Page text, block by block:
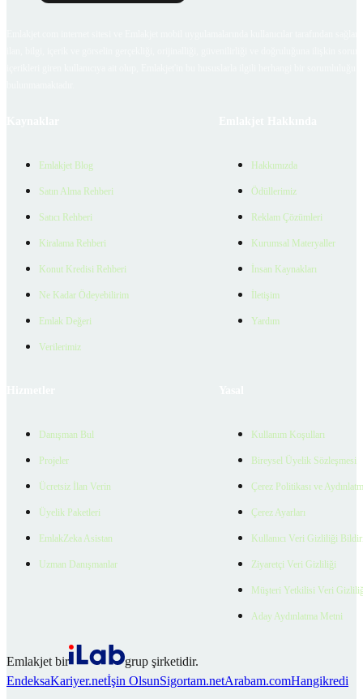
Emlakjet Blog
Satın Alma Rehberi
Satıcı Rehberi
Kiralama Rehberi
Konut Kredisi Rehberi
Ne Kadar Ödeyebilirim
Emlak Değeri
Verilerimiz
Hakkımızda
Ödüllerimiz
Reklam Çözümleri
Kurumsal Materyaller
İnsan Kaynakları
İletişim
Yardım
Danışman Bul
Projeler
Ücretsiz İlan Verin
Üyelik Paketleri
EmlakZeka Asistan
Uzman Danışmanlar
Kullanım Koşulları
Bireysel Üyelik Sözleşmesi
Çerez Politikası ve
Çerez Ayarları
Kullanıcı Veri Gizliliği
Ziyaretçi Veri Gizliliği
Müşteri Yetkilisi Veri
Aday Aydınlatma Metni
Emlakjet bir
grup şirketidir.
EndeksaKariyer.netİşin OlsunSigortam.netArabam.comHangikredi